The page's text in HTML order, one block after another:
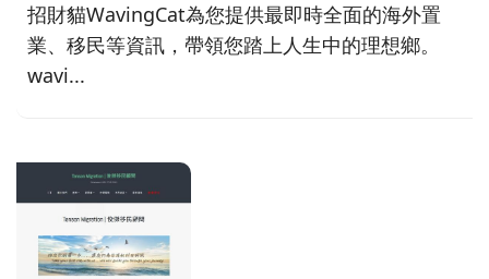
招財貓WavingCat為您提供最即時全面的海外置
業、移民等資訊，帶領您踏上人生中的理想鄉。
wavi...